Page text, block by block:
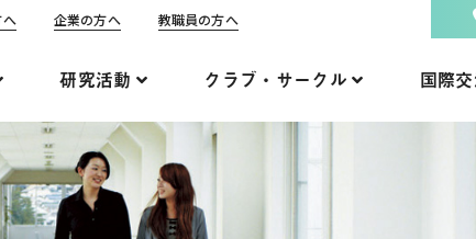
企業の方へ 教職員の方へ
研究活動 クラブ・サークル 国際